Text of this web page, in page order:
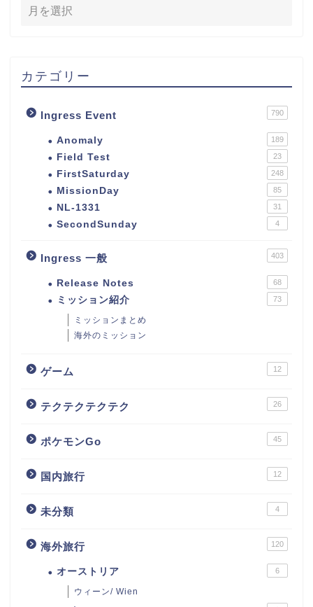
カテゴリー
Ingress Event 790
Anomaly 189
Field Test 23
FirstSaturday 248
MissionDay 85
NL-1331 31
SecondSunday 4
Ingress 一般 403
Release Notes 68
ミッション紹介 73
ミッションまとめ
海外のミッション
ゲーム 12
テクテクテクテク 26
ポケモンGo 45
国内旅行 12
未分類 4
海外旅行 120
オーストリア 6
ウィーン/ Wien